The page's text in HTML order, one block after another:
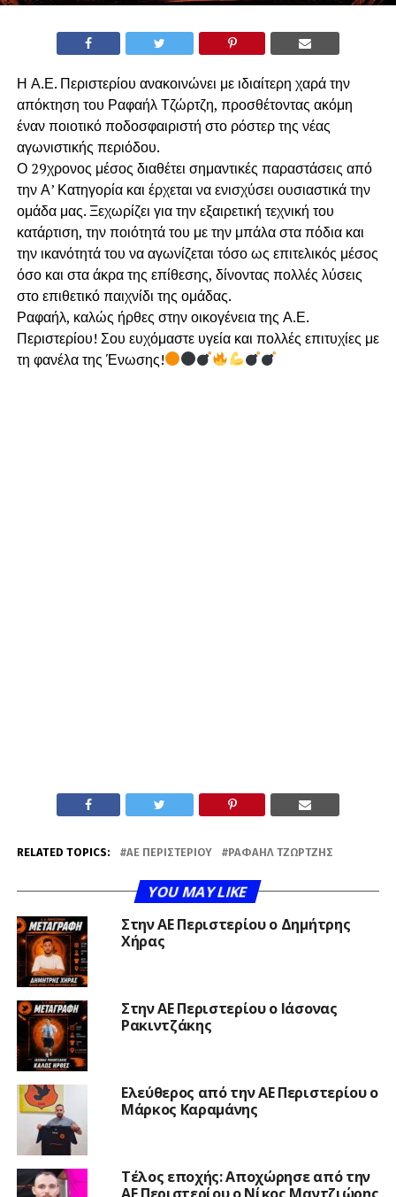
Η Α.Ε. Περιστερίου ανακοινώνει με ιδιαίτερη χαρά την
απόκτηση του Ραφαήλ Τζώρτζη, προσθέτοντας ακόμη
έναν ποιοτικό ποδοσφαιριστή στο ρόστερ της νέας
αγωνιστικής περιόδου.
Ο 29χρονος μέσος διαθέτει σημαντικές παραστάσεις από
την Α’ Κατηγορία και έρχεται να ενισχύσει ουσιαστικά την
ομάδα μας. Ξεχωρίζει για την εξαιρετική τεχνική του
κατάρτιση, την ποιότητά του με την μπάλα στα πόδια και
την ικανότητά του να αγωνίζεται τόσο ως επιτελικός μέσος
όσο και στα άκρα της επίθεσης, δίνοντας πολλές λύσεις
στο επιθετικό παιχνίδι της ομάδας.
Ραφαήλ, καλώς ήρθες στην οικογένεια της Α.Ε.
Περιστερίου! Σου ευχόμαστε υγεία και πολλές επιτυχίες με
τη φανέλα της Ένωσης!
RELATED TOPICS: ΑΕ ΠΕΡΙΣΤΕΡΊΟΥ ΡΑΦΑΉΛ ΤΖΏΡΤΖΗΣ
YOU MAY LIKE
Στην ΑΕ Περιστερίου ο Δημήτρης
Χήρας
Στην ΑΕ Περιστερίου ο Ιάσονας
Ρακιντζάκης
Ελεύθερος από την ΑΕ Περιστερίου ο
Μάρκος Καραμάνης
Τέλος εποχής: Αποχώρησε από την
ΑΕ Περιστερίου ο Νίκος Μαντζιώρης